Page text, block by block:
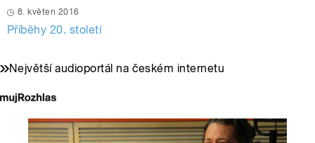
8. květen 2016
Příběhy 20. století
Největší audioportál na českém internetu